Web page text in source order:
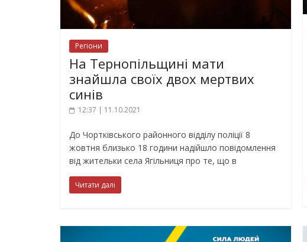
Регіони
На Тернопільщині мати
знайшла своїх двох мертвих
синів
12:37 | 11.10.2021
До Чортківського районного відділу поліції 8
жовтня близько 18 години надійшло повідомлення
від жительки села Ягільниця про те, що в
Читати далі